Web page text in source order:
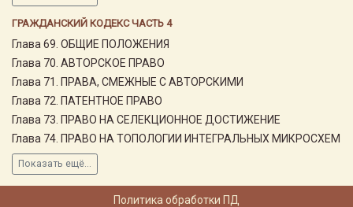
ГРАЖДАНСКИЙ КОДЕКС ЧАСТЬ 4
Глава 69. ОБЩИЕ ПОЛОЖЕНИЯ
Глава 70. АВТОРСКОЕ ПРАВО
Глава 71. ПРАВА, СМЕЖНЫЕ С АВТОРСКИМИ
Глава 72. ПАТЕНТНОЕ ПРАВО
Глава 73. ПРАВО НА СЕЛЕКЦИОННОЕ ДОСТИЖЕНИЕ
Глава 74. ПРАВО НА ТОПОЛОГИИ ИНТЕГРАЛЬНЫХ МИКРОСХЕМ
Показать ещё...
Политика обработки ПД